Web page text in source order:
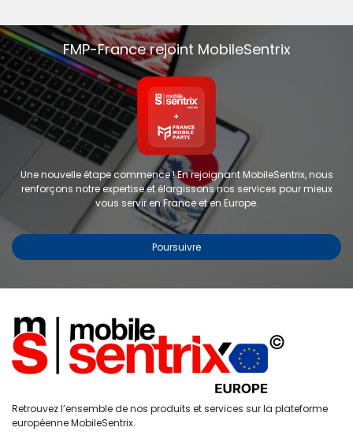
Étiquettes
Accueil Recherche
0
Compte
FMP-France rejoint MobileSentrix
Une nouvelle étape commence ! En rejoignant MobileSentrix, nous
renforçons notre expertise et élargissons nos services pour mieux
vous servir en France et en Europe.
Poursuivre
Retrouvez l’ensemble de nos produits et services sur la plateforme
européenne MobileSentrix.
Copyright © 2024 FMP-France. Tous droits réservés